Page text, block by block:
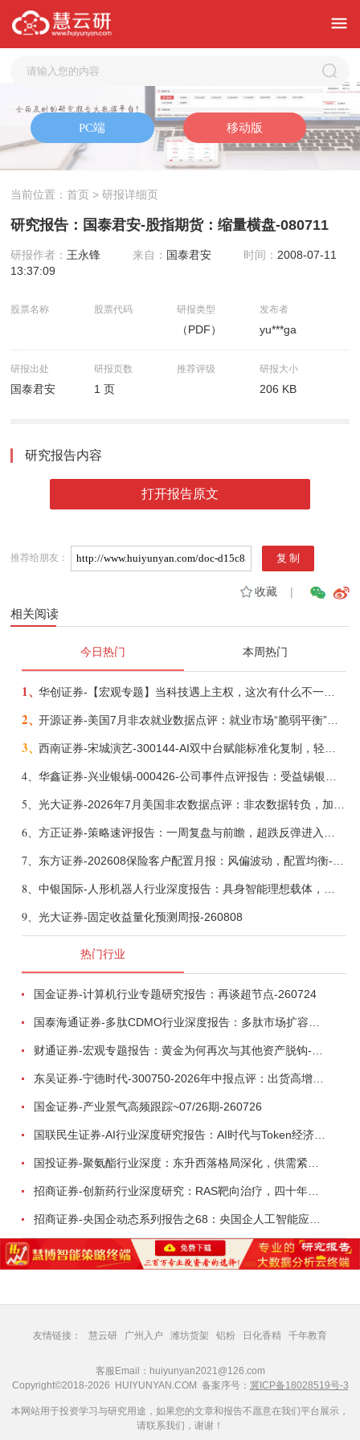
当前位置：首页 > 研报详细页
研究报告：国泰君安-股指期货：缩量横盘-080711
研报作者： 王永锋 来自： 国泰君安 时间： 2008-07-11
13:37:09
股票名称 股票代码 研报类型
（PDF）
发布者
yu***ga
研报出处
国泰君安
研报页数
1 页
推荐评级 研报大小
206 KB
研究报告内容
打开报告原文
推荐给朋友：
收藏|
相关阅读
今日热门 本周热门
1、 华创证券-【宏观专题】当科技遇上主权，这次有什么不一样？——海外科技思辨系列五-260808
2、 开源证券-美国7月非农就业数据点评：就业市场“脆弱平衡”，美联储加息动力并不高-260808
3、
4、
5、
6、
7、
8、
9、 光大证券-固定收益量化预测周报-260808
热门行业
国金证券-计算机行业专题研究报告：再谈超节点-260724
东吴证券-宁德时代-300750-2026年中报点评：出货高增业绩稳健，回购彰显龙头信心-260726
国金证券-产业景气高频跟踪~07/26期-260726
国联民生证券-AI行业深度研究报告：AI时代与Token经济，从技术符号到数字石油-260801
招商证券-创新药行业深度研究：RAS靶向治疗，四十年不可成药的终结，与终结之后的治疗格局演化-260805
友情链接： 慧云研 广州入户 潍坊货架 铝粉 日化香精 千年教育
客服Email：huiyunyan2021@126.com
Copyright©2018-2026 HUIYUNYAN.COM 备案序号： 冀ICP备18028519号-3
本网站用于投资学习与研究用途，如果您的文章和报告不愿意在我们平台展示，
请联系我们，谢谢！